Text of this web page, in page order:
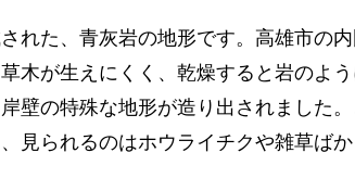
れた、青灰岩の地形です。高雄市の
木が生えにくく、乾燥すると岩のよ
壁の特殊な地形が造り出されました
見られるのはホウライチクや雑草ば